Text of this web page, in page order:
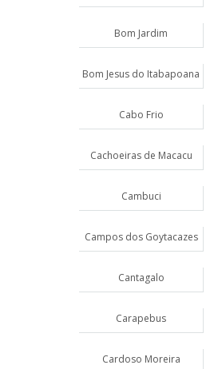
Bom Jardim
Bom Jesus do Itabapoana
Cabo Frio
Cachoeiras de Macacu
Cambuci
Campos dos Goytacazes
Cantagalo
Carapebus
Cardoso Moreira